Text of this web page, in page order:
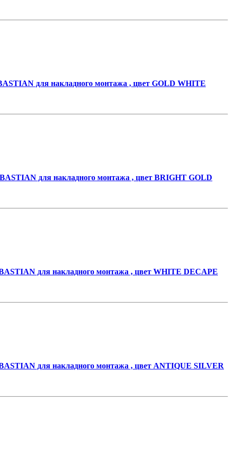
для накладного монтажа , цвет GOLD WHITE
для накладного монтажа , цвет BRIGHT GOLD
для накладного монтажа , цвет WHITE DECAPE
для накладного монтажа , цвет ANTIQUE SILVER